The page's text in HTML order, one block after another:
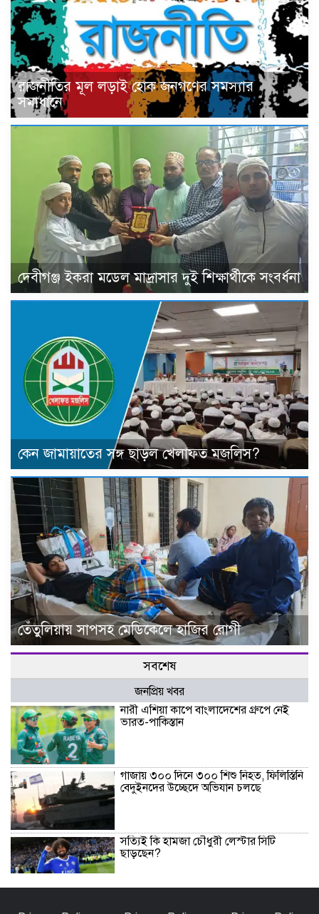
রাজনীতির মূল লড়াই হোক জনগণের সমস্যার
সমাধানে
দেবীগঞ্জ ইকরা মডেল মাদ্রাসার দুই শিক্ষার্থীকে সংবর্ধনা
কেন জামায়াতের সঙ্গ ছাড়ল খেলাফত মজলিস?
তেঁতুলিয়ায় সাপসহ মেডিকেলে হাজির রোগী
সবশেষ
জনপ্রিয় খবর
নারী এশিয়া কাপে বাংলাদেশের গ্রুপে নেই
ভারত-পাকিস্তান
গাজায় ৩০০ দিনে ৩০০ শিশু নিহত, ফিলিস্তিনি
বেদুইনদের উচ্ছেদে অভিযান চলছে
সত্যিই কি হামজা চৌধুরী লেস্টার সিটি
ছাড়ছেন?